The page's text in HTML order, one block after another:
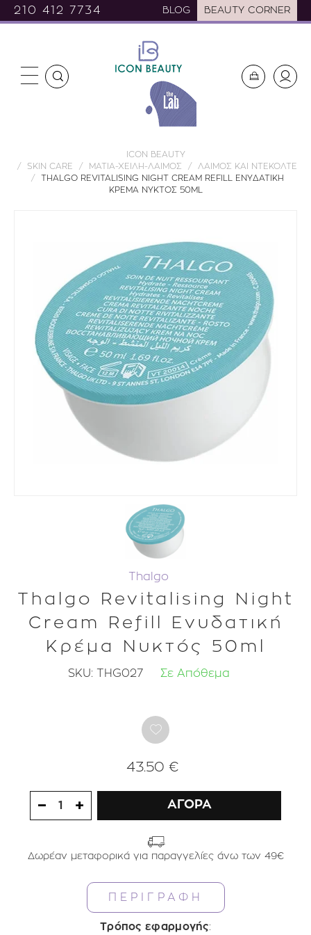
210 412 7734 BLOG BEAUTY CORNER
ICON BEAUTY
SKIN CARE
ΜΑΤΙΑ-ΧΕΙΛΗ-ΛΑΙΜΟΣ
ΛΑΙΜΟΣ ΚΑΙ ΝΤΕΚΟΛΤΕ
THALGO REVITALISING NIGHT CREAM REFILL ΕΝΥΔΑΤΙΚΗ
ΚΡΕΜΑ ΝΥΚΤΟΣ 50ML
Thalgo
Thalgo Revitalising Night
Cream Refill Ενυδατική
Κρέμα Νυκτός 50ml
SKU: THG027 Σε Απόθεμα
43.50 €
1 ΑΓΟΡΑ
Δωρέαν μεταφορικά για παραγγελίες άνω των 49€
ΠΕΡΙΓΡΑΦΗ
Τρόπος εφαρμογής: